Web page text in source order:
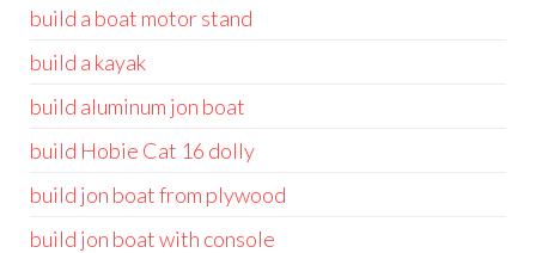
build a boat motor stand
build a kayak
build aluminum jon boat
build Hobie Cat 16 dolly
build jon boat from plywood
build jon boat with console